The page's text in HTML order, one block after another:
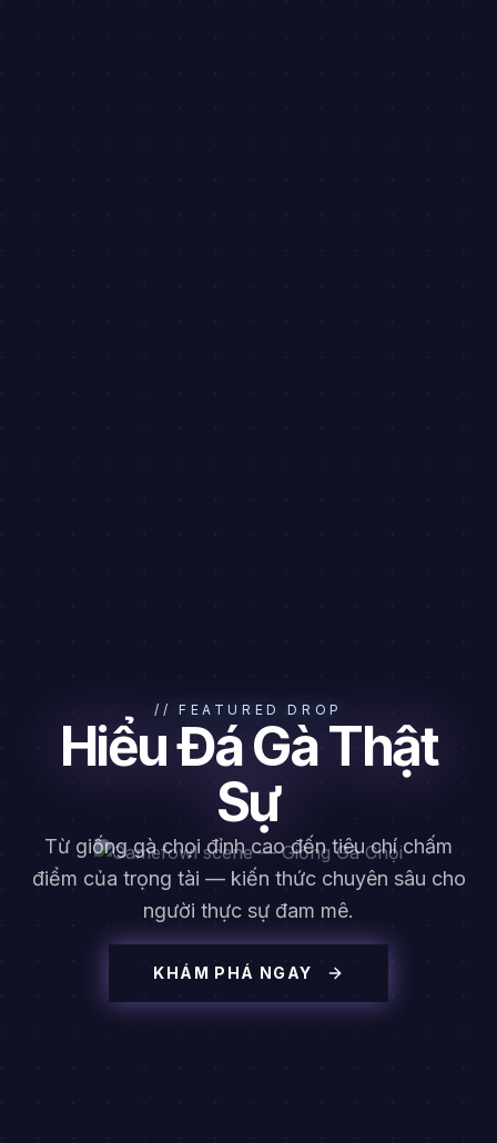
// FEATURED DROP
Hiểu Đá Gà Thật
Sự
Từ giống gà chọi đỉnh cao đến tiêu chí chấm
điểm của trọng tài — kiến thức chuyên sâu cho
người thực sự đam mê.
KHÁM PHÁ NGAY